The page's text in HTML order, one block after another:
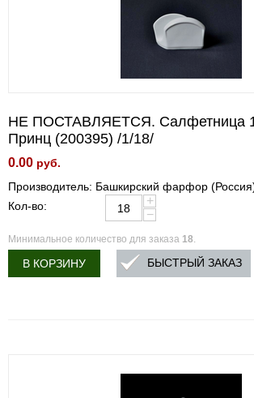
НЕ ПОСТАВЛЯЕТСЯ. Салфетница
Принц (200395) /1/18/
0.00 руб.
Производитель: Башкирский фарфор
Кол-во:
+
−
Минимальное количество для заказа 18.
В КОРЗИНУ БЫСТРЫЙ ЗАКАЗ